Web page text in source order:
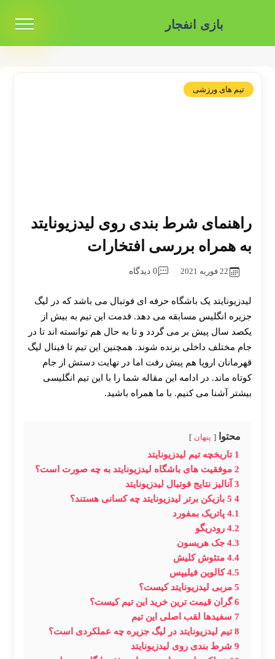
بازی انفجار
تیم های ورزشی
راهنمای شرط بندی روی لیدزیونایتد
به همراه بررسی افتخارات
22 فوریه 2021 0 دیدگاه
لیدزیونایتد یک باشگاه حرفه ای فوتبال می باشد که در لیگ
جزیره انگلیس مسابقه می دهد. قدمت این تیم به بیش از
یکصد سال پیش بر می گردد و تا به حال هم توانسته اند تا در
جام مختلف داخلی برنده شوند. همچنین این تیم تا فینال لیگ
قهرمانان اروپا هم پیش رفت اما در نهایت دستش از جام
کوتاه ماند. در ادامه این مقاله شما را با این تیم انگلیسی
بیشتر آشنا می کنیم. با ما همراه باشید.
محتوا پنهان
1 تاریخچه تیم لیدزیونایتد
2 موفقیت های باشگاه لیدزیونایتد به چه صورت است؟
3 آنالیز نتایج فوتبال لیدزیونایتد
4 5 بازیکن برتر لیدزیونایتد چه کسانی هستند؟
4.1 پاتریک بمفورد
4.2 رودریگو
4.3 جک هریسون
4.4 متئوش کلیش
4.5 کالوین فیلیپس
5 مربی لیدزیونایتد کیست؟
6 گران قیمت ترین خرید این تیم کیست؟
7 سفیدها لقب اصلی این تیم
8 تیم لیدزیونایتد در لیگ جزیره چه عملکردی است؟
9 شرط بندی روی لیدزیونایتد